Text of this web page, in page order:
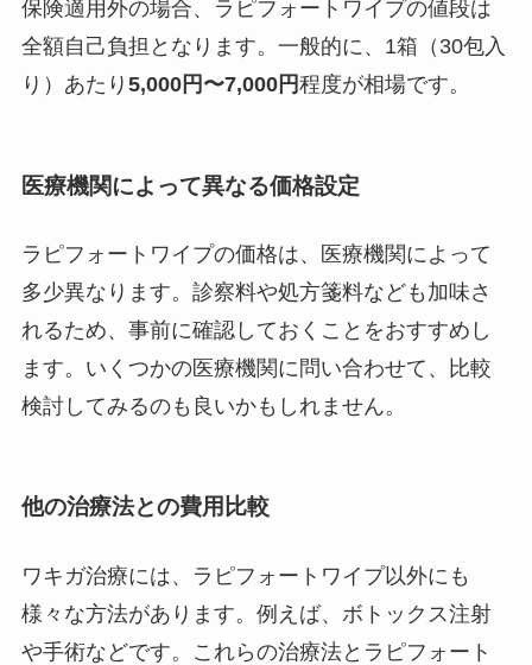
保険適用外の場合、ラピフォートワイプの値段は
全額自己負担となります。一般的に、1箱（30包入
り）あたり 5,000円〜7,000円程度が相場です。
医療機関によって異なる価格設定
ラピフォートワイプの価格は、医療機関によって
多少異なります。診察料や処方箋料なども加味さ
れるため、事前に確認しておくことをおすすめし
ます。いくつかの医療機関に問い合わせて、比較
検討してみるのも良いかもしれません。
他の治療法との費用比較
ワキガ治療には、ラピフォートワイプ以外にも
様々な方法があります。例えば、ボトックス注射
や手術などです。これらの治療法とラピフォート